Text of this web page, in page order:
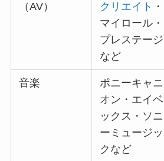
（AV）
クリエイト ・
マイロール・
プレステージ
など
音楽
ポニーキャニ
オン・エイベ
ックス・ソニ
ーミュージッ
クなど